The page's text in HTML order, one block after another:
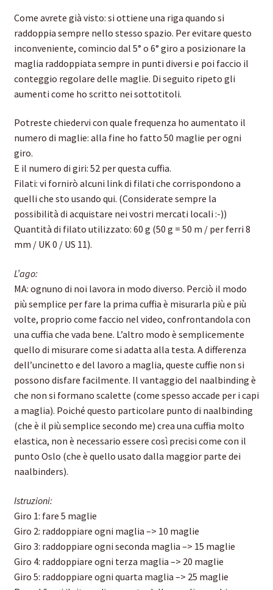
Some translation jobs
Stricken & Häkeln zum Feierabend Dörfles-Esbach
Come avrete già visto: si ottiene una riga quando si
raddoppia sempre nello stesso spazio. Per evitare questo
inconveniente, comincio dal 5° o 6° giro a posizionare la
maglia raddoppiata sempre in punti diversi e poi faccio il
conteggio regolare delle maglie. Di seguito ripeto gli
aumenti come ho scritto nei sottotitoli.
Potreste chiedervi con quale frequenza ho aumentato il
numero di maglie: alla fine ho fatto 50 maglie per ogni
giro.
E il numero di giri: 52 per questa cuffia.
Filati: vi fornirò alcuni link di filati che corrispondono a
quelli che sto usando qui. (Considerate sempre la
possibilità di acquistare nei vostri mercati locali :-))
Quantità di filato utilizzato: 60 g (50 g = 50 m / per ferri 8
mm / UK 0 / US 11).
L’ago:
MA: ognuno di noi lavora in modo diverso. Perciò il modo
più semplice per fare la prima cuffia è misurarla più e più
volte, proprio come faccio nel video, confrontandola con
una cuffia che vada bene. L’altro modo è semplicemente
quello di misurare come si adatta alla testa. A differenza
dell’uncinetto e del lavoro a maglia, queste cuffie non si
possono disfare facilmente. Il vantaggio del naalbinding è
che non si formano scalette (come spesso accade per i capi
a maglia). Poiché questo particolare punto di naalbinding
(che è il più semplice secondo me) crea una cuffia molto
elastica, non è necessario essere così precisi come con il
punto Oslo (che è quello usato dalla maggior parte dei
naalbinders).
Istruzioni:
Giro 1: fare 5 maglie
Giro 2: raddoppiare ogni maglia –> 10 maglie
Giro 3: raddoppiare ogni seconda maglia –> 15 maglie
Giro 4: raddoppiare ogni terza maglia –> 20 maglie
Giro 5: raddoppiare ogni quarta maglia –> 25 maglie